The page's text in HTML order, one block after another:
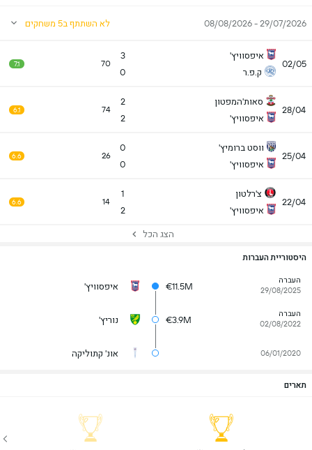
29/07/2026 - 08/08/2026 לא השתתף ב5 משחקים
02/05
איפסוויץ'
ק.פ.ר
3
0
70
7.1
28/04
סאות'המפטון
איפסוויץ'
2
2
74
6.1
25/04
ווסט ברומיץ'
איפסוויץ'
0
0
26
6.6
22/04
צ'רלטון
איפסוויץ'
1
2
14
6.6
הצג הכל
היסטוריית העברות
העברה
29/08/2025
€11.5M איפסוויץ'
העברה
02/08/2022
€3.9M נוריץ'
06/01/2020 אונ' קתוליקה
תארים